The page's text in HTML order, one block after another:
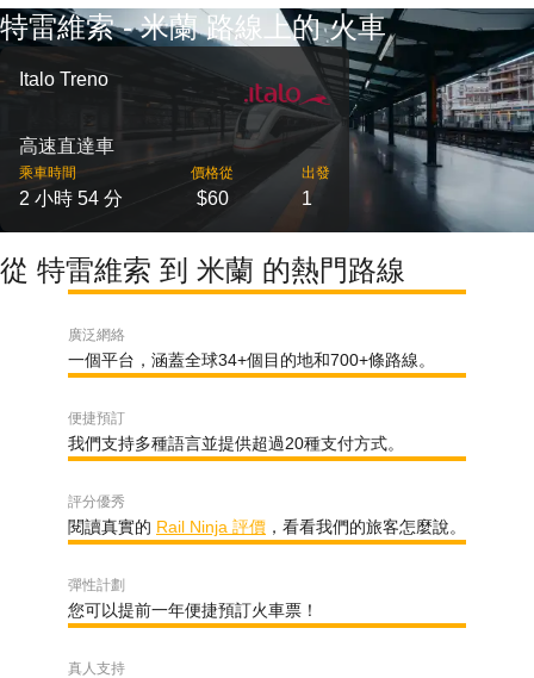
特雷維索 - 米蘭 路線上的 火車
Italo Treno
高速直達車
乘車時間
2 小時 54 分
價格從
$60
出發
1
從 特雷維索 到 米蘭 的熱門路線
廣泛網絡
一個平台，涵蓋全球34+個目的地和700+條路線。
便捷預訂
我們支持多種語言並提供超過20種支付方式。
評分優秀
閱讀真實的 Rail Ninja 評價 ，看看我們的旅客怎麼說。
彈性計劃
您可以提前一年便捷預訂火車票！
真人支持